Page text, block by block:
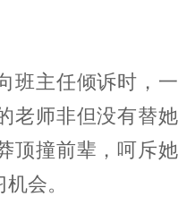
班主任倾诉时，一
老师非但没有替她
顶撞前辈，呵斥她
会。